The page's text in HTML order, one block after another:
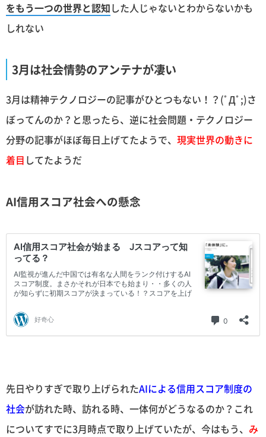
をもう一つの世界と認知した人じゃないとわからないかも
しれない
3月は社会情勢のアンテナが凄い
3月は精神テクノロジーの記事がひとつもない！？(ﾟДﾟ;)さ
ぼってんのか？と思ったら、逆に社会問題・テクノロジー
分野の記事がほぼ毎日上げてたようで、 現実世界の動きに
着目 してたようだ
AI信用スコア社会への懸念
先日やりすぎで取り上げられたAIによる信用スコア制度の
社会が訪れた時、訪れる時、一体何がどうなるのか？これ
についてすでに3月時点で取り上げていたが、今はもう、 み